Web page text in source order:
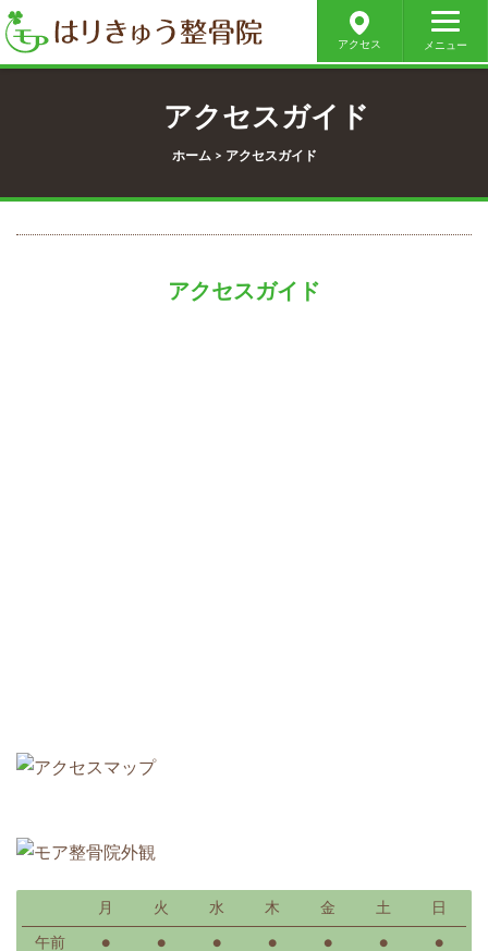
アクセス メニュー
アクセスガイド
ホーム > アクセスガイド
アクセスガイド
月 火 水 木 金 土 日
午前 ● ● ● ● ● ● ●